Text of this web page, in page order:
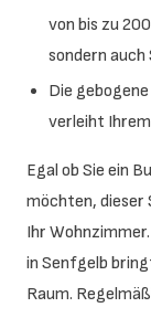
von bis zu
sondern
Die
verleiht
Egal ob Sie ein
möchten, dieser
Ihr
in Senfgelb
Raum.